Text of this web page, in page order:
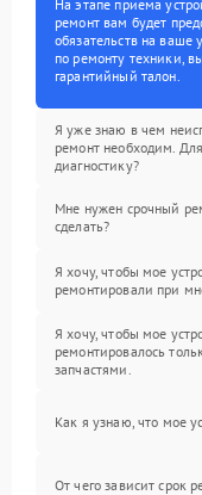
На этапе приема
ремонт вам будет
обязательств на ваше
по ремонту техники,
гарантийный талон.
Я уже знаю в чем
ремонт необходим.
диагностику?
Мне нужен срочный
сделать?
Я хочу, чтобы мое
ремонтировали при
Я хочу, чтобы мое
ремонтировалось
запчастями.
Как я узнаю, что мое
От чего зависит срок